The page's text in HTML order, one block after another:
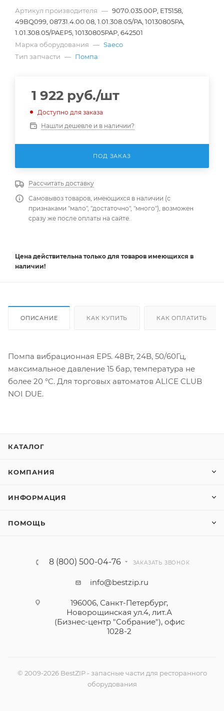
Артикул производителя — 9070.035.00P, ET5158,
49BQ099, 08731.4.00.08, 1.01.308.05/PA, 10130805PA,
1.01.308.05/PAEP5, 10130805PAP, 642501
Марка оборудования — Saeco
Тип запчасти — Помпа
1 922 руб./шт
Доступно для заказа
Нашли дешевле и в наличии?
ПОД ЗАКАЗ
Рассчитать доставку
Самовывоз товаров, имеющихся в наличии (с
признаками "мало", "достаточно", "много"), возможен
сразу же после оплаты на сайте.
Цена действительна только для товаров имеющихся в
наличии!
ОПИСАНИЕ КАК КУПИТЬ КАК ОПЛАТИТЬ
Помпа вибрационная EP5. 48Вт, 24В, 50/60Гц,
максимальное давление 15 бар, температура не
более 20 °C. Для торговых автоматов ALICE CLUB
NOI DUE.
КАТАЛОГ
КОМПАНИЯ
ИНФОРМАЦИЯ
ПОМОЩЬ
8 (800) 500-04-76 ЗАКАЗАТЬ ЗВОНОК
info@bestzip.ru
196006, Санкт-Петербург,
Новорощинская ул.4, лит.А
(Бизнес-центр "Собрание"), офис
1028-2
© 2009-2026 BestZIP - запасные части для ресторанного
оборудования